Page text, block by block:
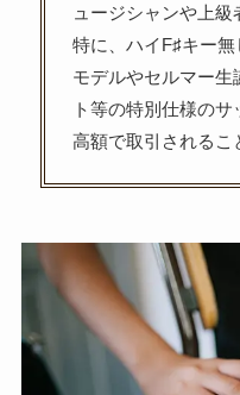
ュージシャンや上級
特に、ハイF♯キー
モデルやセルマー生
ト等の特別仕様の
高額で取引されるこ